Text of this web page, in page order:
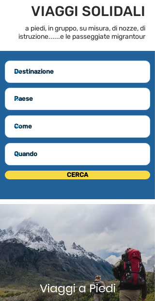
VIAGGI SOLIDALI
a piedi, in gruppo, su misura, di nozze, di
istruzione......e le passeggiate migrantour
CERCA
Viaggi a Piedi